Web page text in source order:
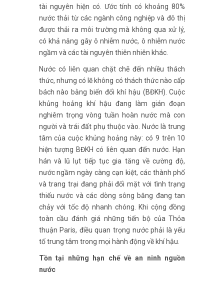
tài nguyên hiện có. Ước tính có khoảng 80%
nước thải từ các ngành công nghiệp và đô thị
được thải ra môi trường mà không qua xử lý,
có khả năng gây ô nhiễm nước, ô nhiễm nước
ngầm và các tài nguyên thiên nhiên khác.
Nước có liên quan chặt chẽ đến nhiều thách
thức, nhưng có lẽ không có thách thức nào cấp
bách nào bằng biến đổi khí hậu (BĐKH). Cuộc
khủng hoảng khí hậu đang làm gián đoạn
nghiêm trọng vòng tuần hoàn nước mà con
người và trái đất phụ thuộc vào. Nước là trung
tâm của cuộc khủng hoảng này: có 9 trên 10
hiện tượng BĐKH có liên quan đến nước. Hạn
hán và lũ lụt tiếp tục gia tăng về cường độ,
nước ngầm ngày càng cạn kiệt, các thành phố
và trang trại đang phải đối mặt với tình trạng
thiếu nước và các dòng sông băng đang tan
chảy với tốc độ nhanh chóng. Khi cộng đồng
toàn cầu đánh giá những tiến bộ của Thỏa
thuận Paris, điều quan trọng nước phải là yếu
tố trung tâm trong mọi hành động về khí hậu.
Tồn tại những hạn chế về an ninh nguồn
nước